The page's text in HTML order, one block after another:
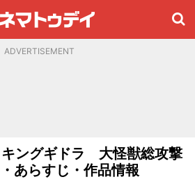
ADVERTISEMENT
ングギドラ 大怪獣総攻撃
あらすじ・作品情報